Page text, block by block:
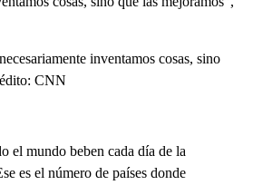
inventamos cosas, sino
CNN
el mundo beben cada día de la
es el número de países donde